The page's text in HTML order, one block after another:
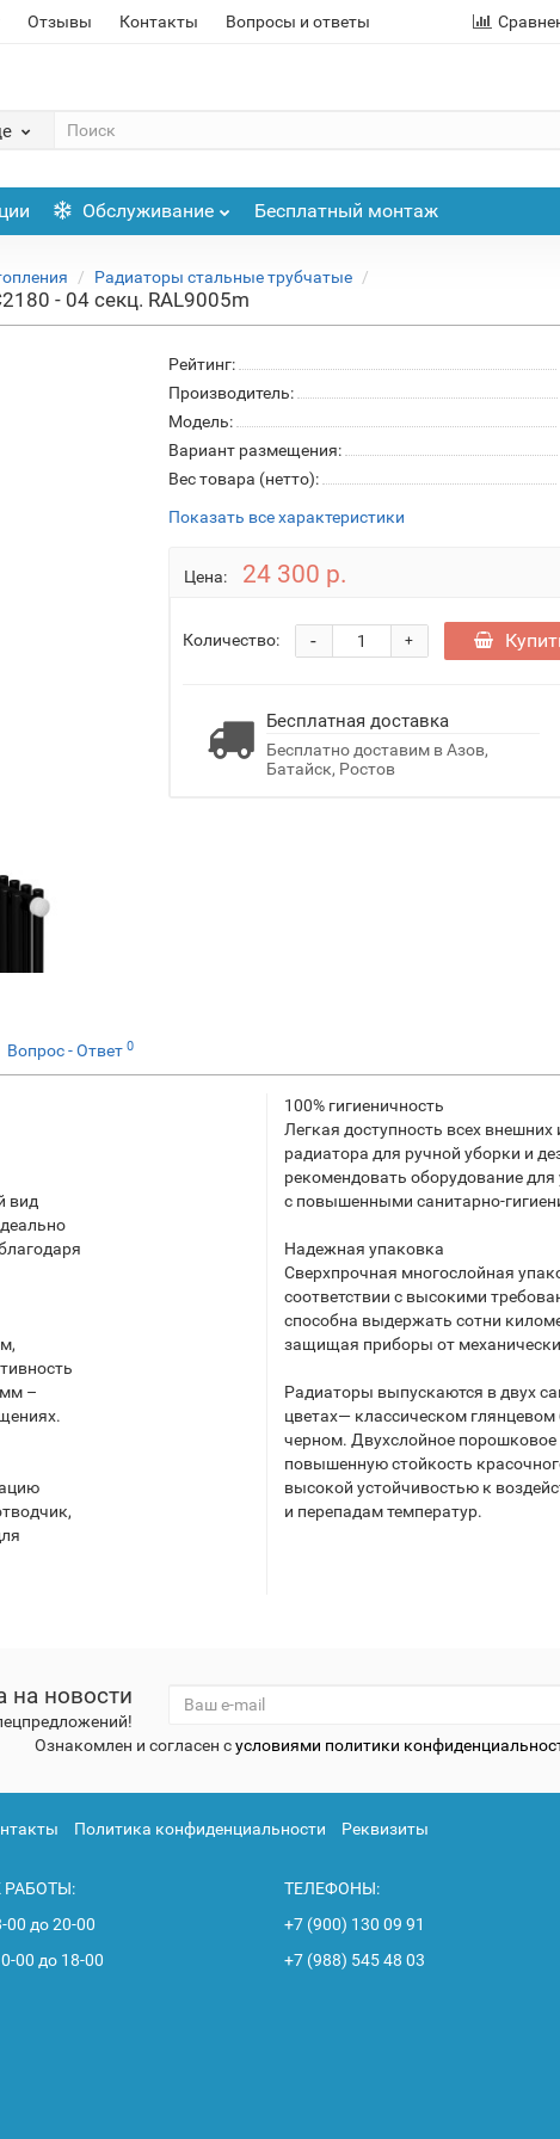
Отзывы Контакты Вопросы и ответы
Обслуживание Бесплатный монтаж
Радиаторы стальные трубчатые
- 04 секц. RAL9005m
Рейтинг:
Производитель:
Модель:
Вариант размещения:
Вес товара (нетто):
Показать все характеристики
Цена: 24 300 р.
Количество: +
-
Бесплатная доставка
Бесплатно доставим в Азов,
Батайск, Ростов
Вопрос - Ответ 0
вид
мм –
100% гигиеничность
Легкая доступность всех внешних
радиатора для ручной уборки и
рекомендовать оборудование
с повышенными санитарно-
Надежная упаковка
Сверхпрочная многослойная
соответствии с высокими
способна выдержать сотни
защищая приборы от
Радиаторы выпускаются в двух
цветах— классическом
черном. Двухслойное порошковое
повышенную стойкость
высокой устойчивостью к
и перепадам температур.
на новости
Ознакомлен и согласен сусловиями политики
Политика конфиденциальности Реквизиты
РАБОТЫ:
00 до 20-00
00 до 18-00
ТЕЛЕФОНЫ:
+7 (900) 130 09 91
+7 (988) 545 48 03